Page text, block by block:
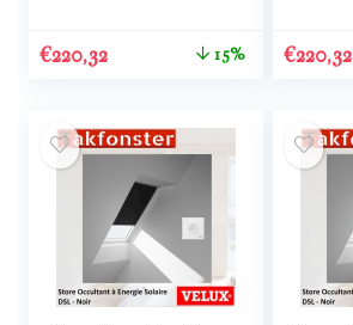
€220,32 15% €220,32